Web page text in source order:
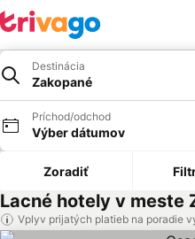
Destinácia
Zakopané
Príchod/odchod
Výber dátumov
Zoradiť
Lacné hotely v meste
Vplyv prijatých platieb na poradie